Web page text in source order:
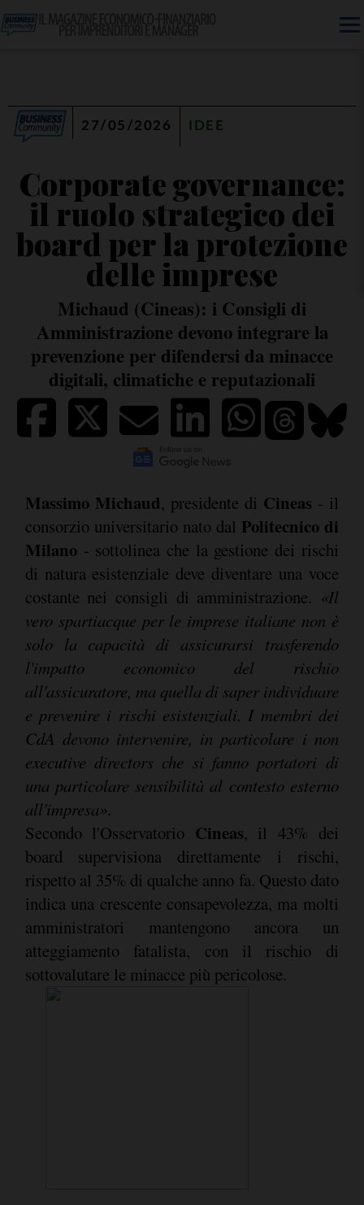
27/05/2026 IDEE
Corporate governance:
il ruolo strategico dei
board per la protezione
delle imprese
Michaud (Cineas): i Consigli di
Amministrazione devono integrare la
prevenzione per difendersi da minacce
digitali, climatiche e reputazionali
Massimo Michaud, presidente di Cineas - il
consorzio universitario nato dal Politecnico di
Milano- sottolinea che la gestione dei rischi
di natura esistenziale deve diventare una voce
costante nei consigli di amministrazione. «Il
vero spartiacque per le imprese italiane non è
solo la capacità di assicurarsi trasferendo
l'impatto economico del rischio
all'assicuratore, ma quella di saper individuare
e prevenire i rischi esistenziali. I membri dei
CdA devono intervenire, in particolare i non
executive directors che si fanno portatori di
una particolare sensibilità al contesto esterno
all'impresa».
Secondo l'Osservatorio Cineas, il 43% dei
board supervisiona direttamente i rischi,
rispetto al 35% di qualche anno fa. Questo dato
indica una crescente consapevolezza, ma molti
amministratori mantengono ancora un
atteggiamento fatalista, con il rischio di
sottovalutare le minacce più pericolose.